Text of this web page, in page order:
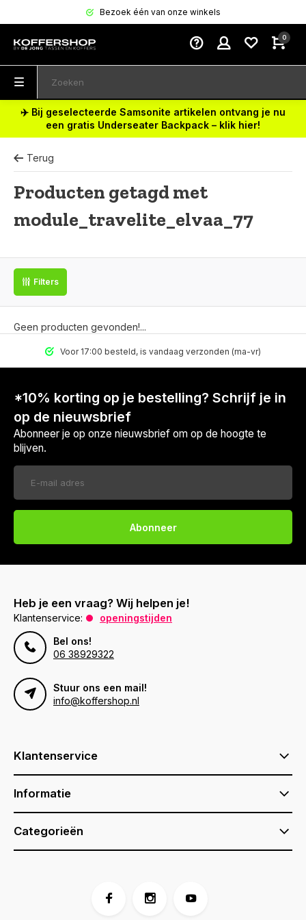
Bezoek één van onze winkels
0
✈️ Bij geselecteerde Samsonite artikelen ontvang je nu
een gratis Underseater Backpack – klik hier!
Terug
Producten getagd met
module_travelite_elvaa_77
Filters
Geen producten gevonden!...
Voor 17:00 besteld, is vandaag verzonden (ma-vr)
*10% korting op je bestelling? Schrijf je in
op de nieuwsbrief
Abonneer je op onze nieuwsbrief om op de hoogte te
blijven.
Abonneer
Heb je een vraag? Wij helpen je!
Klantenservice:
openingstijden
Bel ons!
06 38929322
Stuur ons een mail!
info@koffershop.nl
Klantenservice
Informatie
Categorieën